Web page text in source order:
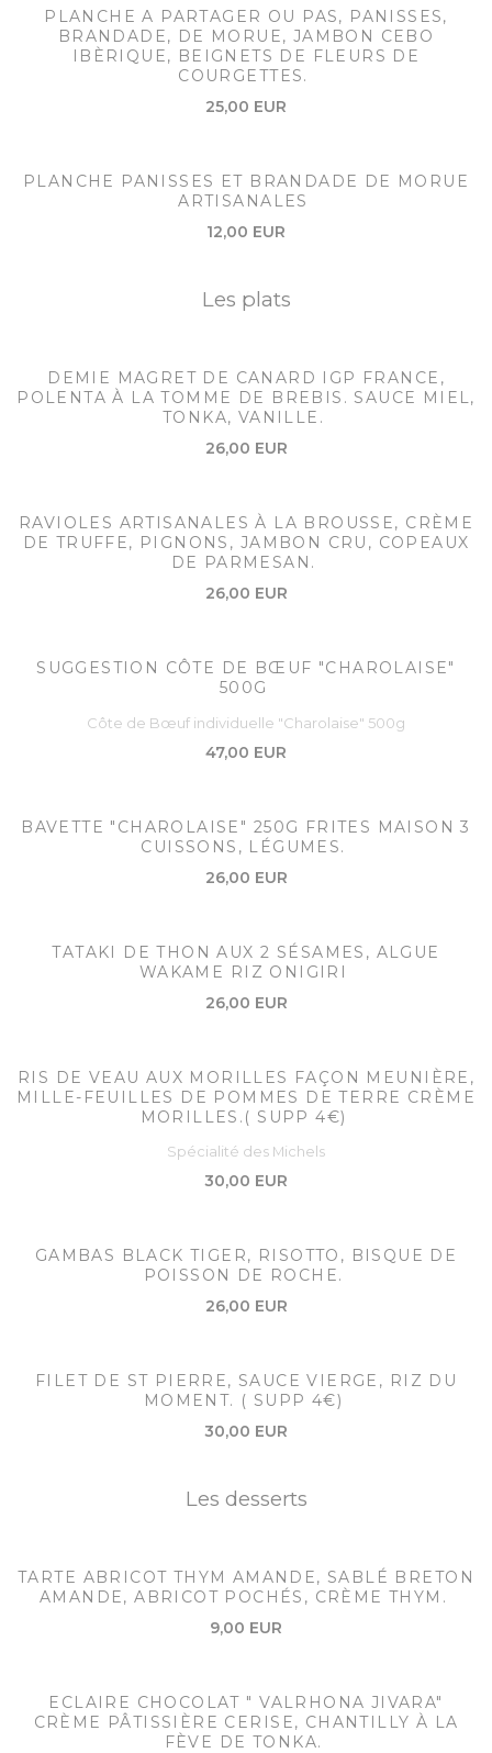
PLANCHE A PARTAGER OU PAS, PANISSES,
BRANDADE, DE MORUE, JAMBON CEBO
IBÈRIQUE, BEIGNETS DE FLEURS DE
COURGETTES.
25,00 EUR
PLANCHE PANISSES ET BRANDADE DE MORUE
ARTISANALES
12,00 EUR
Les plats
DEMIE MAGRET DE CANARD IGP FRANCE,
POLENTA À LA TOMME DE BREBIS. SAUCE MIEL,
TONKA, VANILLE.
26,00 EUR
RAVIOLES ARTISANALES À LA BROUSSE, CRÈME
DE TRUFFE, PIGNONS, JAMBON CRU, COPEAUX
DE PARMESAN.
26,00 EUR
SUGGESTION CÔTE DE BŒUF "CHAROLAISE"
500G
Côte de Bœuf individuelle "Charolaise" 500g
47,00 EUR
BAVETTE "CHAROLAISE" 250G FRITES MAISON 3
CUISSONS, LÉGUMES.
26,00 EUR
TATAKI DE THON AUX 2 SÉSAMES, ALGUE
WAKAME RIZ ONIGIRI
26,00 EUR
RIS DE VEAU AUX MORILLES FAÇON MEUNIÈRE,
MILLE-FEUILLES DE POMMES DE TERRE CRÈME
MORILLES.( SUPP 4€)
Spécialité des Michels
30,00 EUR
GAMBAS BLACK TIGER, RISOTTO, BISQUE DE
POISSON DE ROCHE.
26,00 EUR
FILET DE ST PIERRE, SAUCE VIERGE, RIZ DU
MOMENT. ( SUPP 4€)
30,00 EUR
Les desserts
TARTE ABRICOT THYM AMANDE, SABLÉ BRETON
AMANDE, ABRICOT POCHÉS, CRÈME THYM.
9,00 EUR
ECLAIRE CHOCOLAT " VALRHONA JIVARA"
CRÈME PÂTISSIÈRE CERISE, CHANTILLY À LA
FÈVE DE TONKA.